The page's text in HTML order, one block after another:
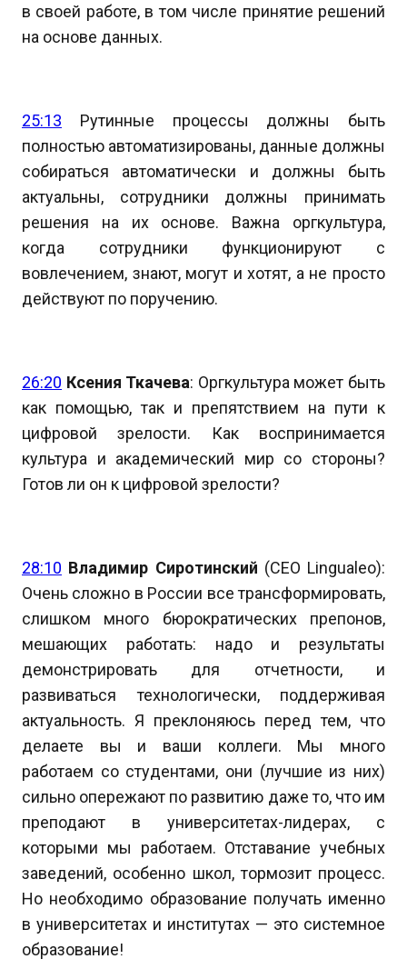
в своей работе, в том числе принятие решений
на основе данных.
25:13 Рутинные процессы должны быть
полностью автоматизированы, данные должны
собираться автоматически и должны быть
актуальны, сотрудники должны принимать
решения на их основе. Важна оргкультура,
когда сотрудники функционируют с
вовлечением, знают, могут и хотят, а не просто
действуют по поручению.
26:20 Ксения Ткачева: Оргкультура может быть
как помощью, так и препятствием на пути к
цифровой зрелости. Как воспринимается
культура и академический мир со стороны?
Готов ли он к цифровой зрелости?
28:10 Владимир Сиротинский (CEO Lingualeo):
Очень сложно в России все трансформировать,
слишком много бюрократических препонов,
мешающих работать: надо и результаты
демонстрировать для отчетности, и
развиваться технологически, поддерживая
актуальность. Я преклоняюсь перед тем, что
делаете вы и ваши коллеги. Мы много
работаем со студентами, они (лучшие из них)
сильно опережают по развитию даже то, что им
преподают в университетах-лидерах, с
которыми мы работаем. Отставание учебных
заведений, особенно школ, тормозит процесс.
Но необходимо образование получать именно
в университетах и институтах — это системное
образование!